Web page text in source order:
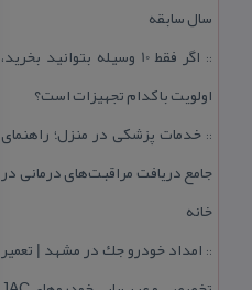
سال سابقه
::
اگر فقط 10 وسیله بتوانید بخرید،
اولویت با كدام تجهیزات است؟
:: خدمات پزشكی در منزل؛ راهنمای
جامع دریافت مراقبت‌های درمانی در
خانه
:: امداد خودرو جك در مشهد | تعمیر